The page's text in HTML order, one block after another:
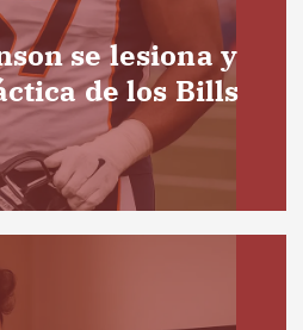
se lesiona y
de los Bills